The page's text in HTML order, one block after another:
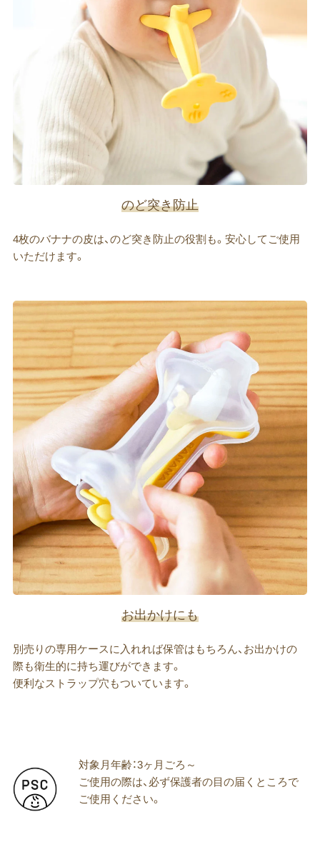
のど突き防止
4枚のバナナの皮は、のど突き防止の役割も。安心してご使用
いただけます。
お出かけにも
別売りの専用ケースに入れれば保管はもちろん、お出かけの
際も衛生的に持ち運びができます。
便利なストラップ穴もついています。
対象月年齢：3ヶ月ごろ～
ご使用の際は、必ず保護者の目の届くところで
ご使用ください。